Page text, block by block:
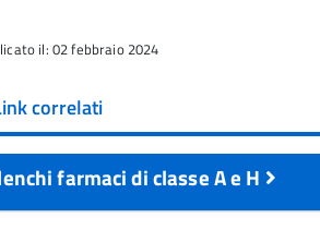
il: 02 febbraio 2024
correlati
farmaci di classe A e H